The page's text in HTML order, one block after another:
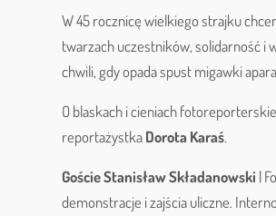
W 45 rocznicę wielkiego strajku
twarzach uczestników, solidarność i
chwili, gdy opada spust migawki
O blaskach i cieniach
reportażystkaDorota Karaś.
Goście Stanisław Składanowski |
demonstracje i zajścia uliczne.